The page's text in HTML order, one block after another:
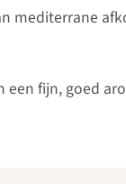
mediterrane
fijn, goed